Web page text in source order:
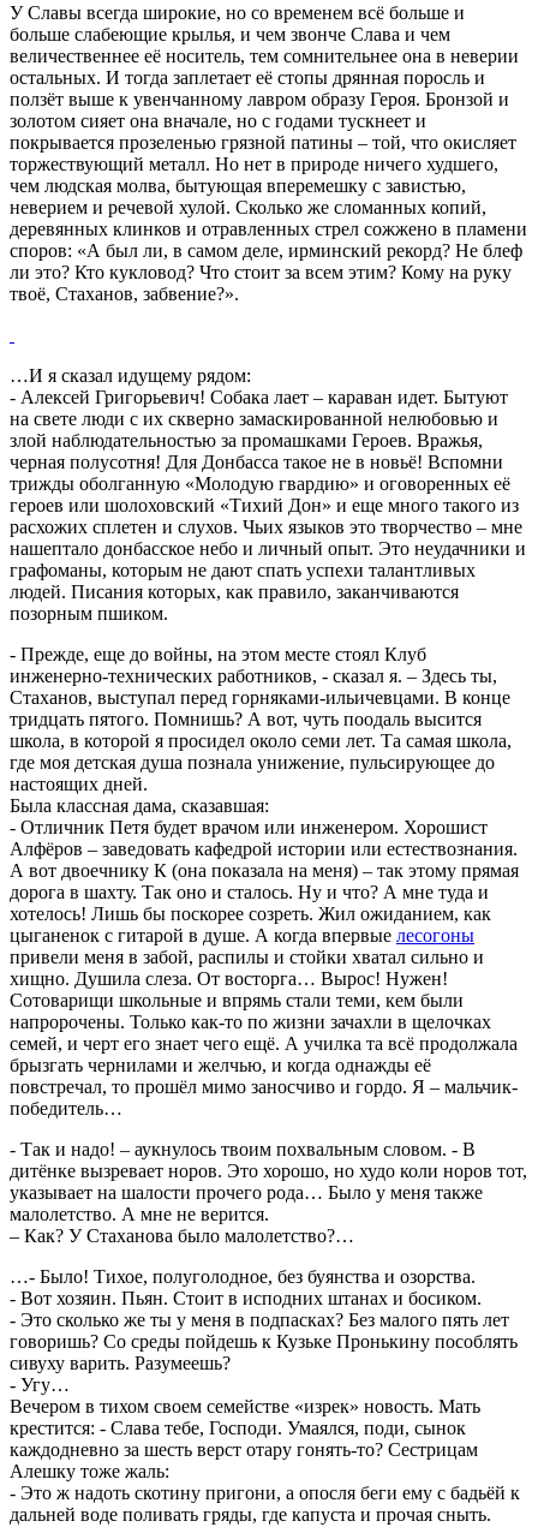
У Славы всегда широкие, но со временем всё больше и
больше слабеющие крылья, и чем звонче Слава и чем
величественнее её носитель, тем сомнительнее она в неверии
остальных. И тогда заплетает её стопы дрянная поросль и
ползёт выше к увенчанному лавром образу Героя. Бронзой и
золотом сияет она вначале, но с годами тускнеет и
покрывается прозеленью грязной патины – той, что окисляет
торжествующий металл. Но нет в природе ничего худшего,
чем людская молва, бытующая вперемешку с завистью,
неверием и речевой хулой. Сколько же сломанных копий,
деревянных клинков и отравленных стрел сожжено в пламени
споров: «А был ли, в самом деле, ирминский рекорд? Не блеф
ли это? Кто кукловод? Что стоит за всем этим? Кому на руку
твоё, Стаханов, забвение?».
…И я сказал идущему рядом:
- Алексей Григорьевич! Собака лает – караван идет. Бытуют
на свете люди с их скверно замаскированной нелюбовью и
злой наблюдательностью за промашками Героев. Вражья,
черная полусотня! Для Донбасса такое не в новьё! Вспомни
трижды оболганную «Молодую гвардию» и оговоренных её
героев или шолоховский «Тихий Дон» и еще много такого из
расхожих сплетен и слухов. Чьих языков это творчество – мне
нашептало донбасское небо и личный опыт. Это неудачники и
графоманы, которым не дают спать успехи талантливых
людей. Писания которых, как правило, заканчиваются
позорным пшиком.
- Прежде, еще до войны, на этом месте стоял Клуб
инженерно-технических работников, - сказал я. – Здесь ты,
Стаханов, выступал перед горняками-ильичевцами. В конце
тридцать пятого. Помнишь? А вот, чуть поодаль высится
школа, в которой я просидел около семи лет. Та самая школа,
где моя детская душа познала унижение, пульсирующее до
настоящих дней.
Была классная дама, сказавшая:
- Отличник Петя будет врачом или инженером. Хорошист
Алфёров – заведовать кафедрой истории или естествознания.
А вот двоечнику К (она показала на меня) – так этому прямая
дорога в шахту. Так оно и сталось. Ну и что? А мне туда и
хотелось! Лишь бы поскорее созреть. Жил ожиданием, как
цыганенок с гитарой в душе. А когда впервые лесогоны
привели меня в забой, распилы и стойки хватал сильно и
хищно. Душила слеза. От восторга… Вырос! Нужен!
Сотоварищи школьные и впрямь стали теми, кем были
напророчены. Только как-то по жизни зачахли в щелочках
семей, и черт его знает чего ещё. А училка та всё продолжала
брызгать чернилами и желчью, и когда однажды её
повстречал, то прошёл мимо заносчиво и гордо. Я – мальчик-
победитель…
- Так и надо! – аукнулось твоим похвальным словом. - В
дитёнке вызревает норов. Это хорошо, но худо коли норов тот,
указывает на шалости прочего рода… Было у меня также
малолетство. А мне не верится.
– Как? У Стаханова было малолетство?…
…- Было! Тихое, полуголодное, без буянства и озорства.
- Вот хозяин. Пьян. Стоит в исподних штанах и босиком.
- Это сколько же ты у меня в подпасках? Без малого пять лет
говоришь? Со среды пойдешь к Кузьке Пронькину пособлять
сивуху варить. Разумеешь?
- Угу…
Вечером в тихом своем семействе «изрек» новость. Мать
крестится: - Слава тебе, Господи. Умаялся, поди, сынок
каждодневно за шесть верст отару гонять-то? Сестрицам
Алешку тоже жаль:
- Это ж надоть скотину пригони, а опосля беги ему с бадьёй к
дальней воде поливать гряды, где капуста и прочая сныть.